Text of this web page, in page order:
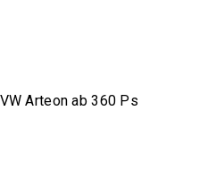
VW Arteon ab 360 Ps